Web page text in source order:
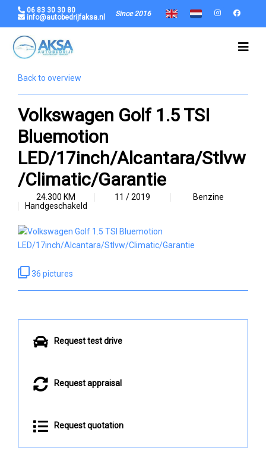
06 83 30 30 80
info@autobedrijfaksa.nl
Since 2016
Back to overview
Volkswagen Golf 1.5 TSI
Bluemotion
LED/17inch/Alcantara/Stlvw
/Climatic/Garantie
24.300 KM 11 / 2019
Benzine
Handgeschakeld
36 pictures
Request test drive
Request appraisal
Request quotation